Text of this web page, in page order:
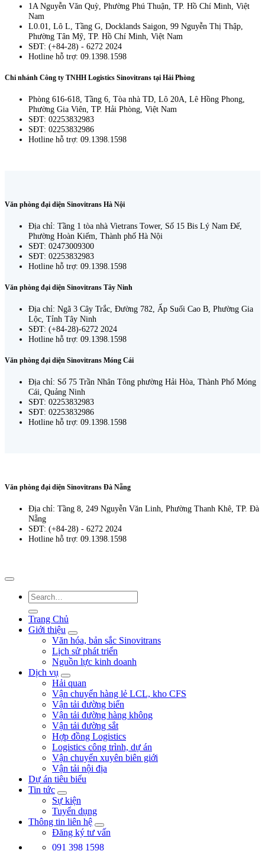
1A Nguyễn Văn Quỳ, Phường Phú Thuận, TP. Hồ Chí Minh, Việt
Nam
L0.01, Lô L, Tầng G, Docklands Saigon, 99 Nguyễn Thị Thập,
Phường Tân Mỹ, TP. Hồ Chí Minh, Việt Nam
SĐT: (+84-28) - 6272 2024
Hotline hỗ trợ: 09.1398.1598
Chi nhánh Công ty TNHH Logistics Sinovitrans tại Hải Phòng
Phòng 616-618, Tầng 6, Tòa nhà TD, Lô 20A, Lê Hồng Phong,
Phường Gia Viên, TP. Hải Phòng, Việt Nam
SĐT: 02253832983
SĐT: 02253832986
Hotline hỗ trợ: 09.1398.1598
Văn phòng đại diện Sinovitrans Hà Nội
Địa chỉ: Tầng 1 tòa nhà Vietrans Tower, Số 15 Bis Lý Nam Đế,
Phường Hoàn Kiếm, Thành phố Hà Nội
SĐT: 02473009300
SĐT: 02253832983
Hotline hỗ trợ: 09.1398.1598
Văn phòng đại diện Sinovitrans Tây Ninh
Địa chỉ: Ngã 3 Cây Trắc, Đường 782, Ấp Suối Cao B, Phường Gia
Lộc, Tỉnh Tây Ninh
SĐT: (+84-28)-6272 2024
Hotline hỗ trợ: 09.1398.1598
Văn phòng đại diện Sinovitrans Móng Cái
Địa chỉ: Số 75 Trần Nhân Tông phường Hải Hòa, Thành Phố Móng
Cái, Quảng Ninh
SĐT: 02253832983
SĐT: 02253832986
Hotline hỗ trợ: 09.1398.1598
Văn phòng đại diện Sinovitrans Đà Nẵng
Địa chỉ: Tầng 8, 249 Nguyễn Văn Linh, Phường Thanh Khê, TP. Đà
Nẵng
SĐT: (+84-28) - 6272 2024
Hotline hỗ trợ: 09.1398.1598
Trang Chủ
Giới thiệu
Văn hóa, bản sắc Sinovitrans
Lịch sử phát triển
Nguồn lực kinh doanh
Dịch vụ
Hải quan
Vận chuyển hàng lẻ LCL, kho CFS
Vận tải đường biển
Vận tải đường hàng không
Vận tải đường sắt
Hợp đồng Logistics
Logistics công trình, dự án
Vận chuyển xuyên biên giới
Vận tải nội địa
Dự án tiêu biểu
Tin tức
Sự kiện
Tuyển dụng
Thông tin liên hệ
Đăng ký tư vấn
091 398 1598